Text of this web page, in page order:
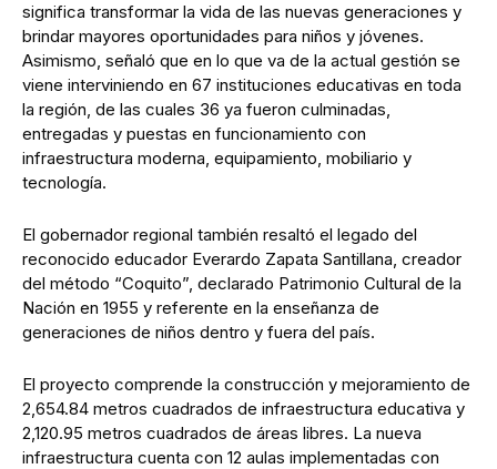
significa transformar la vida de las nuevas generaciones y
brindar mayores oportunidades para niños y jóvenes.
Asimismo, señaló que en lo que va de la actual gestión se
viene interviniendo en 67 instituciones educativas en toda
la región, de las cuales 36 ya fueron culminadas,
entregadas y puestas en funcionamiento con
infraestructura moderna, equipamiento, mobiliario y
tecnología.
El gobernador regional también resaltó el legado del
reconocido educador Everardo Zapata Santillana, creador
del método “Coquito”, declarado Patrimonio Cultural de la
Nación en 1955 y referente en la enseñanza de
generaciones de niños dentro y fuera del país.
El proyecto comprende la construcción y mejoramiento de
2,654.84 metros cuadrados de infraestructura educativa y
2,120.95 metros cuadrados de áreas libres. La nueva
infraestructura cuenta con 12 aulas implementadas con